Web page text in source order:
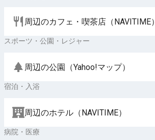
周辺のカフェ・喫茶店（NAVITIME）
スポーツ・公園・レジャー
周辺の公園（Yahoo!マップ）
宿泊・入浴
周辺のホテル（NAVITIME）
病院・医療